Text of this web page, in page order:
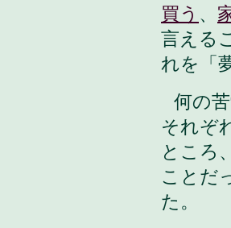
買う 、
言える
れを「
何の
それぞ
ところ
ことだ
た。